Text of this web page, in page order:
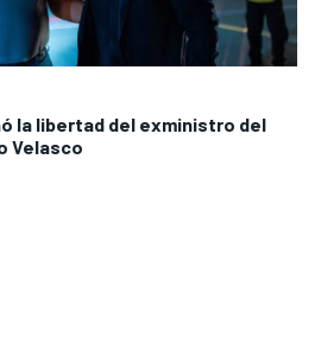
la libertad del exministro del
Velasco